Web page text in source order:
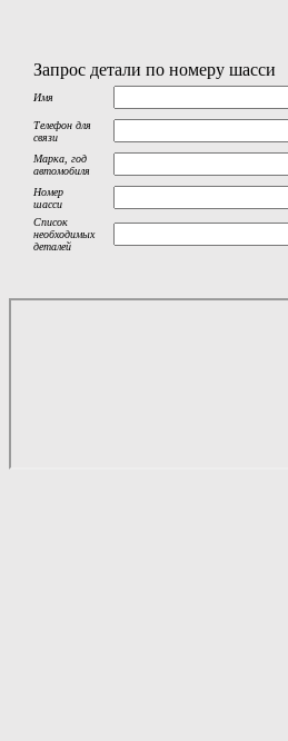
Запрос детали по номеру шасси
Имя
Телефон для
связи
Марка, год
автомобиля
Номер
шасси
Список
необходимых
деталей